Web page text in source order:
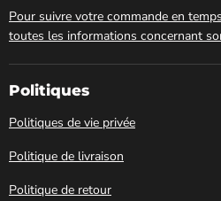
Pour suivre votre commande en
toutes les informations concernant
Politiques
Politiques de vie privée
Politique de livraison
Politique de retour